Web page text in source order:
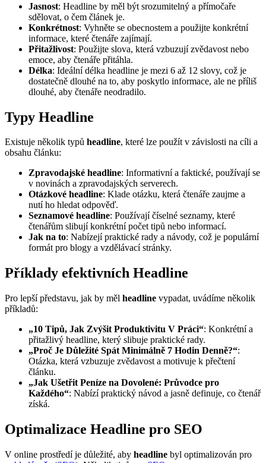
Jasnost: Headline by měl být srozumitelný a přímočaře
sdělovat, o čem článek je.
Konkrétnost: Vyhněte se obecnostem a použijte konkrétní
informace, které čtenáře zajímají.
Přitažlivost: Použijte slova, která vzbuzují zvědavost nebo
emoce, aby čtenáře přitáhla.
Délka: Ideální délka headline je mezi 6 až 12 slovy, což je
dostatečně dlouhé na to, aby poskytlo informace, ale ne příliš
dlouhé, aby čtenáře neodradilo.
Typy Headline
Existuje několik typů headline, které lze použít v závislosti na cíli a
obsahu článku:
Zpravodajské headline: Informativní a faktické, používají se
v novinách a zpravodajských serverech.
Otázkové headline: Klade otázku, která čtenáře zaujme a
nutí ho hledat odpověď.
Seznamové headline: Používají číselné seznamy, které
čtenářům slibují konkrétní počet tipů nebo informací.
Jak na to: Nabízejí praktické rady a návody, což je populární
formát pro blogy a vzdělávací stránky.
Příklady efektivních Headline
Pro lepší představu, jak by měl headline vypadat, uvádíme několik
příkladů:
„10 Tipů, Jak Zvýšit Produktivitu V Práci“: Konkrétní a
přitažlivý headline, který slibuje praktické rady.
„Proč Je Důležité Spát Minimálně 7 Hodin Denně?“:
Otázka, která vzbuzuje zvědavost a motivuje k přečtení
článku.
„Jak Ušetřit Peníze na Dovolené: Průvodce pro
Každého“: Nabízí praktický návod a jasně definuje, co čtenář
získá.
Optimalizace Headline pro SEO
V online prostředí je důležité, aby headline byl optimalizován pro